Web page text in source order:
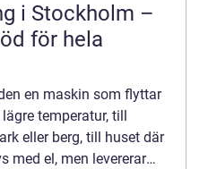
i Stockholm –
för hela
en maskin som flyttar
temperatur, till
eller berg, till huset där
med el, men levererar